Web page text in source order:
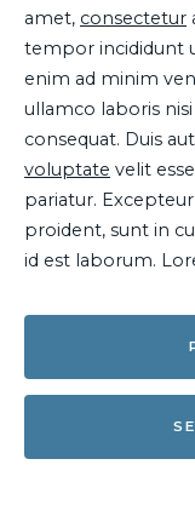
amet, consectetur
tempor incididunt
enim ad minim
ullamco laboris
consequat. Duis
voluptate velit
pariatur.
proident, sunt in
id est laborum.